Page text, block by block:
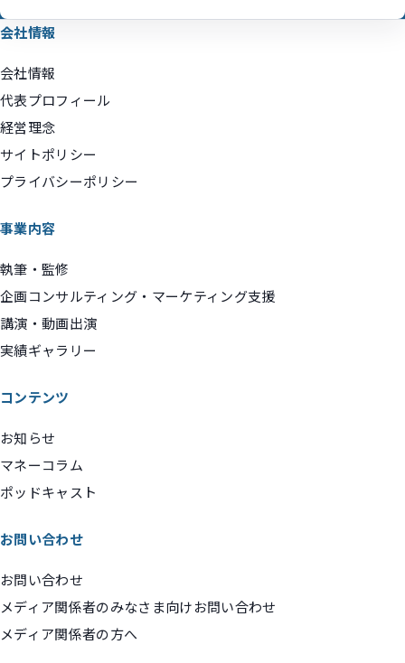
会社情報
会社情報
代表プロフィール
経営理念
サイトポリシー
プライバシーポリシー
事業内容
執筆・監修
企画コンサルティング・マーケティング支援
講演・動画出演
実績ギャラリー
コンテンツ
お知らせ
マネーコラム
ポッドキャスト
お問い合わせ
お問い合わせ
メディア関係者のみなさま向けお問い合わせ
メディア関係者の方へ